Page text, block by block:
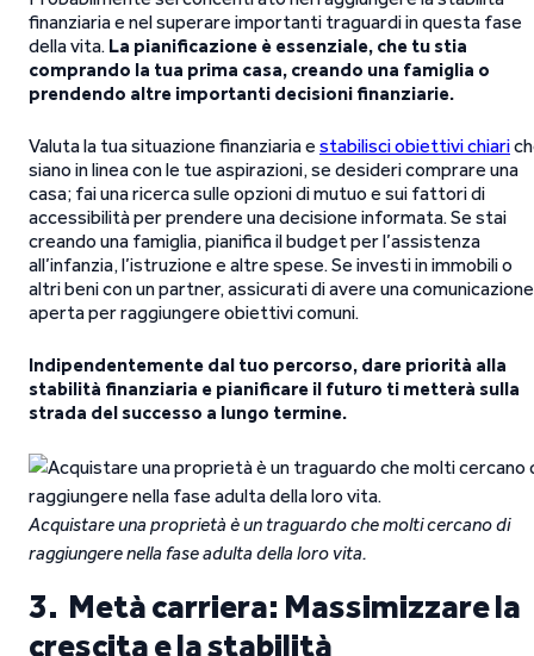
finanziaria e nel superare importanti traguardi in questa fase
della vita. La pianificazione è essenziale, che tu stia
comprando la tua prima casa, creando una famiglia o
prendendo altre importanti decisioni finanziarie.
Valuta la tua situazione finanziaria e stabilisci obiettivi chiari
siano in linea con le tue aspirazioni, se desideri comprare una
casa; fai una ricerca sulle opzioni di mutuo e sui fattori di
accessibilità per prendere una decisione informata. Se stai
creando una famiglia, pianifica il budget per l’assistenza
all’infanzia, l’istruzione e altre spese. Se investi in immobili o
altri beni con un partner, assicurati di avere una comunicazione
aperta per raggiungere obiettivi comuni.
Indipendentemente dal tuo percorso, dare priorità alla
stabilità finanziaria e pianificare il futuro ti metterà sulla
strada del successo a lungo termine.
Acquistare una proprietà è un traguardo che molti cercano di
raggiungere nella fase adulta della loro vita.
3. Metà carriera: Massimizzare la
crescita e la stabilità